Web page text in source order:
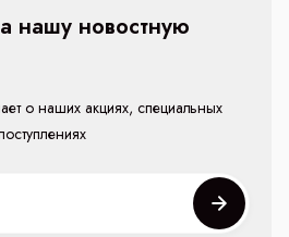
нашу новостную
о наших акциях, специальных